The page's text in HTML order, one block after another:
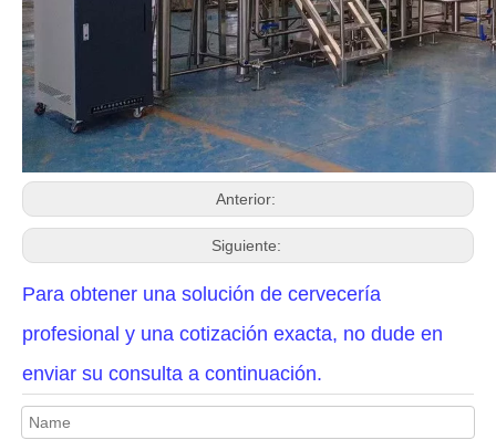
Anterior:
Siguiente:
Para obtener una solución de cervecería
profesional y una cotización exacta, no dude en
enviar su consulta a continuación.